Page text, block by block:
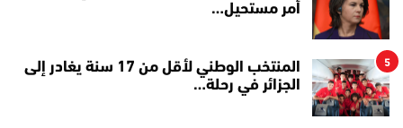
أمر مستحيل…
5
المنتخب الوطني لأقل من 17 سنة يغادر إلى
الجزائر في رحلة…